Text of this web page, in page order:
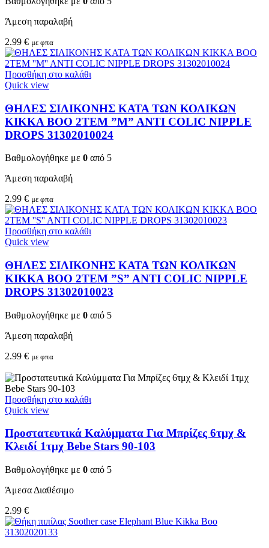
Άμεση παραλαβή
2.99 € με φπα
Προσθήκη στο καλάθι
Quick view
ΘΗΛΕΣ ΣΙΛΙΚΟΝΗΣ ΚΑΤΑ ΤΩΝ ΚΟΛΙΚΩΝ
KIKKA BOO 2TEM ”M” ANTI COLIC NIPPLE
DROPS 31302010024
Βαθμολογήθηκε με 0 από 5
Άμεση παραλαβή
2.99 € με φπα
Προσθήκη στο καλάθι
Quick view
ΘΗΛΕΣ ΣΙΛΙΚΟΝΗΣ ΚΑΤΑ ΤΩΝ ΚΟΛΙΚΩΝ
KIKKA BOO 2TEM ”S” ANTI COLIC NIPPLE
DROPS 31302010023
Βαθμολογήθηκε με 0 από 5
Άμεση παραλαβή
2.99 € με φπα
Προσθήκη στο καλάθι
Quick view
Προστατευτικά Καλύμματα Για Μπρίζες 6τμχ &
Κλειδί 1τμχ Bebe Stars 90-103
Βαθμολογήθηκε με 0 από 5
Άμεσα Διαθέσιμο
2.99 €